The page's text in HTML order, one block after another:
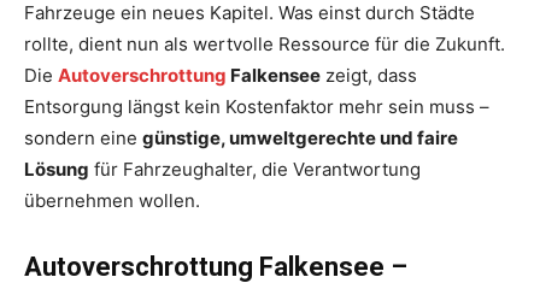
Fahrzeuge ein neues Kapitel. Was einst durch Städte
rollte, dient nun als wertvolle Ressource für die Zukunft.
Die Autoverschrottung Falkensee zeigt, dass
Entsorgung längst kein Kostenfaktor mehr sein muss –
sondern eine günstige, umweltgerechte und faire
Lösung für Fahrzeughalter, die Verantwortung
übernehmen wollen.
Autoverschrottung Falkensee –